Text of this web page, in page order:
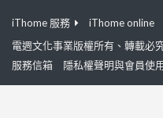
iThome 服務 iThome online
電週文化事業版權所有、轉載
服務信箱
隱私權聲明與會員使